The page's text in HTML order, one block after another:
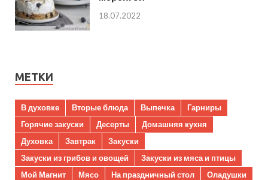
18.07.2022
МЕТКИ
В духовке Вторые блюда Выпечка
Гарниры
Горячие закуски
Десерты
Домашняя кухня
Духовка
Завтрак
Закуски
Закуски из грибов и овощей
Закуски из мяса и птицы
Мой Магнит
Мясо На праздничный стол
Оладушки